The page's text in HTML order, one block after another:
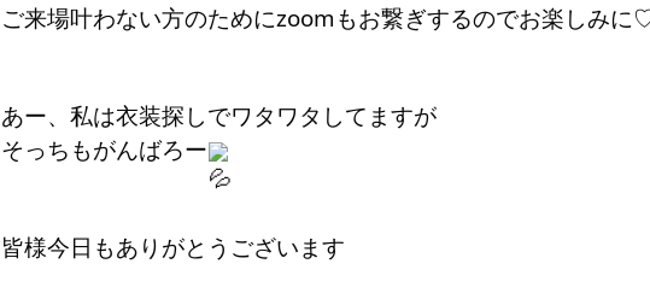
ご来場叶わない方のためにzoomもお繋ぎするのでお楽しみに
あー、私は衣装探しでワタワタしてますが
そっちもがんばろー
皆様今日もありがとうございます